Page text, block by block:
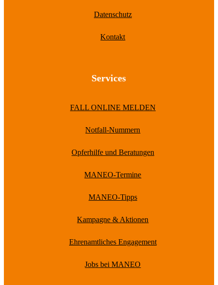
Datenschutz
Kontakt
Services
FALL ONLINE MELDEN
Notfall-Nummern
Opferhilfe und Beratungen
MANEO-Termine
MANEO-Tipps
Kampagne & Aktionen
Ehrenamtliches Engagement
Jobs bei MANEO